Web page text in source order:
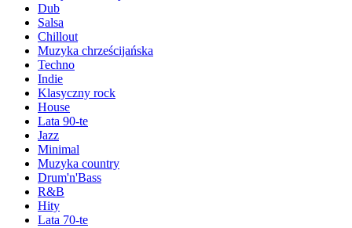
Dub
Salsa
Chillout
Muzyka chrześcijańska
Techno
Indie
Klasyczny rock
House
Lata 90-te
Jazz
Minimal
Muzyka country
Drum'n'Bass
R&B
Hity
Lata 70-te